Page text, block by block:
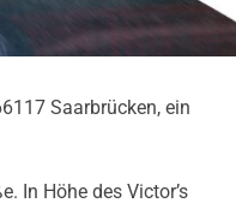
Saarbrücken, ein
In Höhe des Victor’s